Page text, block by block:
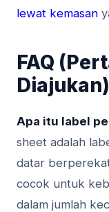
lewat kemasan
FAQ
Diajukan)
Apa itu label
sheet adalah
datar
cocok untuk
dalam jumlah